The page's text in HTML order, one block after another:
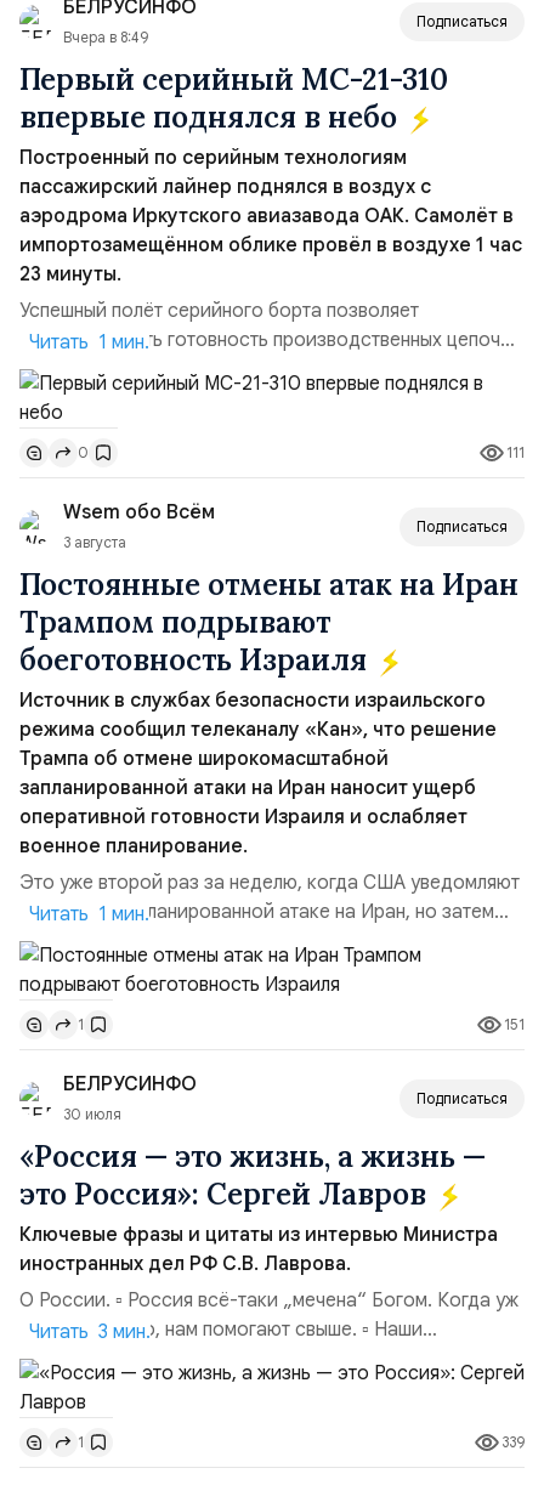
БЕЛРУСИНФО
Вчера в 8:49
Подписаться
Первый серийный МС-21-310
впервые поднялся в небо
Построенный по серийным технологиям
пассажирский лайнер поднялся в воздух с
аэродрома Иркутского авиазавода ОАК. Самолёт в
импортозамещённом облике провёл в воздухе 1 час
23 минуты.
Успешный полёт серийного борта позволяет
констатировать готовность производственных цепочек
для серийного выпуска машин этого типа, в частности,
первой партии из 18 самолётов. Также завод уже
может приступить к выполнению новых заказов,
утверждённых Правительством России. Параллельно
идет процесс сертификации воздушного судна. На
данный момент МС-2...
Читать 1 мин.
0 111
Wsem обо Всём
3 августа
Подписаться
Постоянные отмены атак на Иран
Трампом подрывают
боеготовность Израиля
Источник в службах безопасности израильского
режима сообщил телеканалу «Кан», что решение
Трампа об отмене широкомасштабной
запланированной атаки на Иран наносит ущерб
оперативной готовности Израиля и ослабляет
военное планирование.
Это уже второй раз за неделю, когда США уведомляют
Израиль о запланированной атаке на Иран, но затем
отменяют её в последний момент без каких-либо
объяснений.По данным этого СМИ, тысячи
военнослужащих армии Израиля неделями готовились
к возможной эскалации региональной напряжённости с
Ираном. Напомним:Реакция официального
представителя МИД Ира...
Читать 1 мин.
1 151
БЕЛРУСИНФО
30 июля
Подписаться
«Россия — это жизнь, а жизнь —
это Россия»: Сергей Лавров
Ключевые фразы и цитаты из интервью Министра
иностранных дел РФ С.В. Лаврова.
О России. ▫️ Россия всё-таки „мечена“ Богом. Когда уж
совсем тяжело, нам помогают свыше. ▫️ Наши
национальные интересы на внешней арене — в том,
чтобы мы были самостоятельной державой,
самостоятельной цивилизацией. Чтобы наши границы
были надёжно обеспечены. ▫️ Россия не сердится,
Россия сосредотачивается (цитата А. М. Горчакова...
Читать 3 мин.
1 339